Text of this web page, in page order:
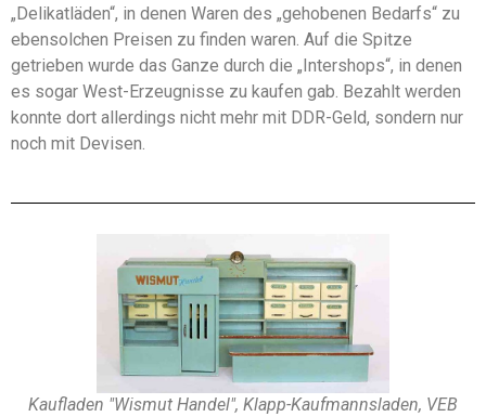
„Delikatläden“, in denen Waren des „gehobenen Bedarfs“ zu
ebensolchen Preisen zu finden waren. Auf die Spitze
getrieben wurde das Ganze durch die „Intershops“, in denen
es sogar West-Erzeugnisse zu kaufen gab. Bezahlt werden
konnte dort allerdings nicht mehr mit DDR-Geld, sondern nur
noch mit Devisen.
Kaufladen "Wismut Handel", Klapp-Kaufmannsladen, VEB